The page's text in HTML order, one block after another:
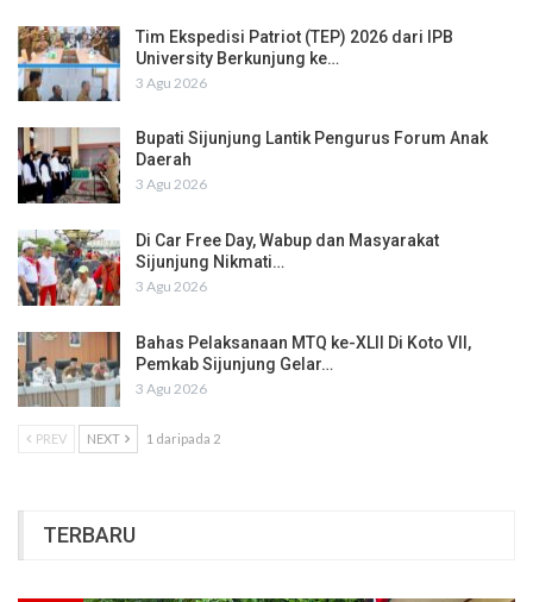
Tim Ekspedisi Patriot (TEP) 2026 dari IPB
University Berkunjung ke…
3 Agu 2026
Bupati Sijunjung Lantik Pengurus Forum Anak
Daerah
3 Agu 2026
Di Car Free Day, Wabup dan Masyarakat
Sijunjung Nikmati…
3 Agu 2026
Bahas Pelaksanaan MTQ ke-XLII Di Koto VII,
Pemkab Sijunjung Gelar…
3 Agu 2026
PREV NEXT 1 daripada 2
TERBARU